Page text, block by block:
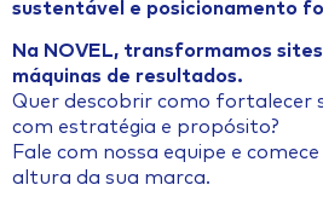
sustentável e posicionamento
Na NOVEL, transformamos
máquinas de resultados.
Quer descobrir como fortalecer
com estratégia e propósito?
Fale com nossa equipe e
altura da sua marca.